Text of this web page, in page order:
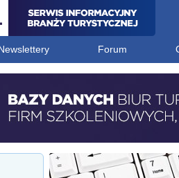
Forum